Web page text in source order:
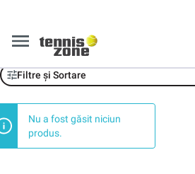
Victor
Filtre și Sortare
Nu a fost găsit niciun
produs.